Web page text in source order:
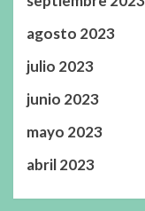
agosto 2023
julio 2023
junio 2023
mayo 2023
abril 2023